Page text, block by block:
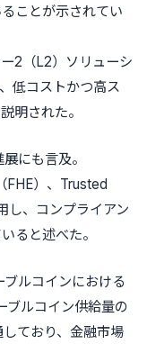
ことが示されてい
2（L2）ソリューシ
低コストかつ高ス
明された。
にも言及。
FHE）、Trusted
し、コンプライアン
ると述べた。
ルコインにおける
ブルコイン供給量の
ており、金融市場